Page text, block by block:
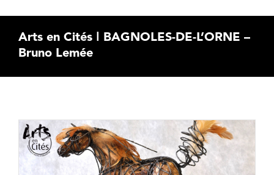
ACCUEIL
FDAC EXPOSITIONS
Arts en Cités ǀ BAGNOLES-DE-L’ORNE –
Bruno Lemée
Voir
l'image
agrandie